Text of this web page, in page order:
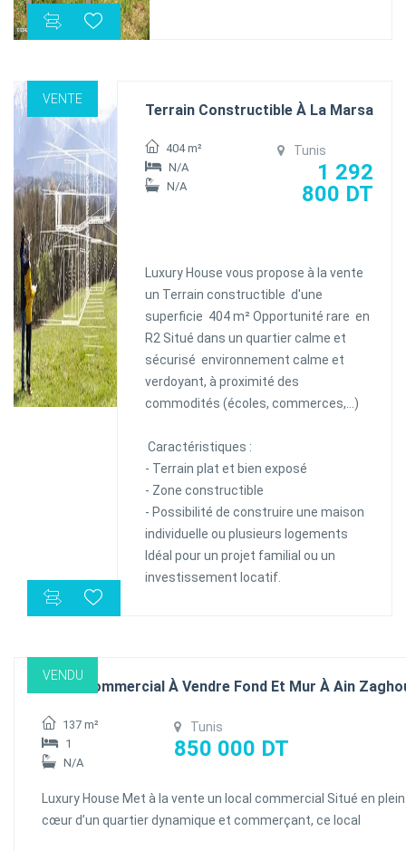
VENTE
Terrain Constructible À La Marsa
404 m²
N/A
N/A
Tunis
1 292
800 DT
Luxury House vous propose à la vente
un Terrain constructible d'une
superficie 404 m² Opportunité rare en
R2 Situé dans un quartier calme et
sécurisé environnement calme et
verdoyant, à proximité des
commodités (écoles, commerces,...)
Caractéristiques :
- Terrain plat et bien exposé
- Zone constructible
- Possibilité de construire une maison
individuelle ou plusieurs logements
Idéal pour un projet familial ou un
investissement locatif.
VENDU
Local Commercial À Vendre Fond Et Mur À Ain
137 m²
1
N/A
Tunis
850 000 DT
Luxury House Met à la vente un local commercial Situé en plein
cœur d’un quartier dynamique et commerçant, ce local